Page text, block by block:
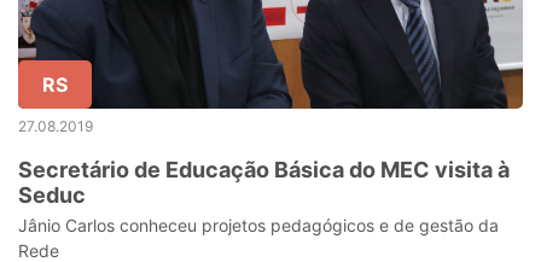
RS
27.08.2019
Secretário de Educação Básica do MEC visita à
Seduc
Jânio Carlos conheceu projetos pedagógicos e de gestão da
Rede